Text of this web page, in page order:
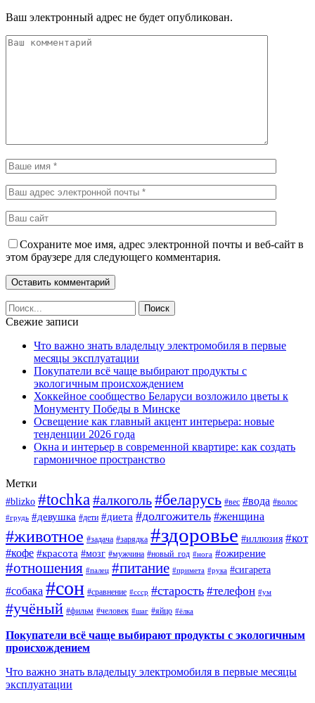
Ваш электронный адрес не будет опубликован.
Сохраните мое имя, адрес электронной почты и веб-сайт в
этом браузере для следующего комментария.
Свежие записи
Что важно знать владельцу электромобиля в первые
месяцы эксплуатации
Покупатели всё чаще выбирают продукты с
экологичным происхождением
Хоккейное сообщество Беларуси возложило цветы к
Монументу Победы в Минске
Освещение как главный акцент интерьера: новые
тенденции 2026 года
Окна и интерьер в современной квартире: как создать
гармоничное пространство
Метки
#blizko #tochka #алкоголь#беларусь #вес #вода #волос
#грудь #девушка #дети #диета #долгожитель #женщина
#животное #задача #зарядка #здоровье #иллюзия #кот
#кофе #красота #мозг #мужчина #новый_год #нога #ожирение
#отношения #палец #питание #примета #рука #сигарета
#собака #сон #сравнение #ссср #старость #телефон #ум
#учёный #фильм #человек #шаг #яйцо #ёлка
Покупатели всё чаще выбирают продукты с экологичным
происхождением
Что важно знать владельцу электромобиля в первые месяцы
эксплуатации